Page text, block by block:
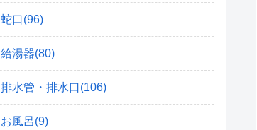
蛇口(96)
給湯器(80)
排水管・排水口(106)
お風呂(9)